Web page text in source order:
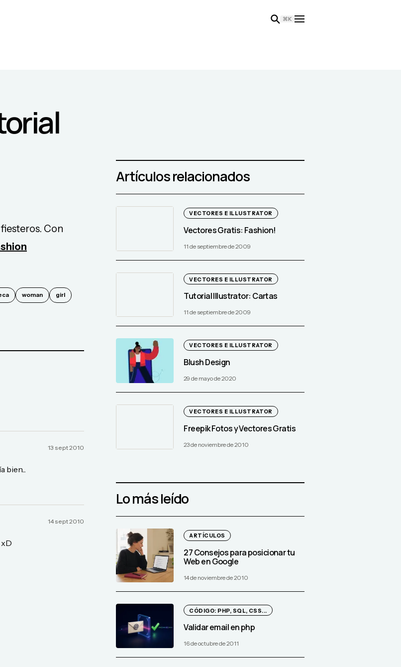
⌘K
Con
woman girl
13 sept 2010
14 sept 2010
Artículos relacionados
VECTORES E ILLUSTRATOR
Vectores Gratis: Fashion!
11 de septiembre de 2009
VECTORES E ILLUSTRATOR
Tutorial Illustrator: Cartas
11 de septiembre de 2009
VECTORES E ILLUSTRATOR
Blush Design
29 de mayo de 2020
VECTORES E ILLUSTRATOR
Freepik Fotos y Vectores Gratis
23 de noviembre de 2010
Lo más leído
ARTÍCULOS
27 Consejos para posicionar tu
Web en Google
14 de noviembre de 2010
CÓDIGO: PHP, SQL, CSS...
Validar email en php
16 de octubre de 2011